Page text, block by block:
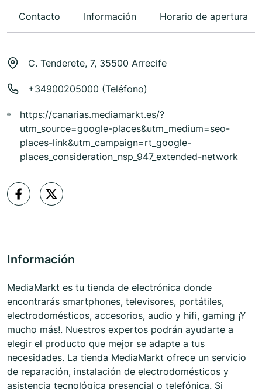
Contacto Información Horario de apertura
C. Tenderete, 7, 35500 Arrecife
+34900205000 (Teléfono)
https://canarias.mediamarkt.es/?
utm_source=google-places&utm_medium=seo-
places-link&utm_campaign=rt_google-
places_consideration_nsp_947_extended-network
Información
MediaMarkt es tu tienda de electrónica donde
encontrarás smartphones, televisores, portátiles,
electrodomésticos, accesorios, audio y hifi, gaming ¡Y
mucho más!. Nuestros expertos podrán ayudarte a
elegir el producto que mejor se adapte a tus
necesidades. La tienda MediaMarkt ofrece un servicio
de reparación, instalación de electrodomésticos y
asistencia tecnológica presencial o telefónica. Si